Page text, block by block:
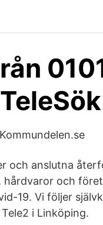
och anslutna
hårdvaror och
19. Vi följer
i Linköping.